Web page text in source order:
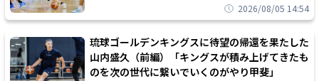
2026/08/05 14:54
琉球ゴールデンキングスに待望の帰還を果たした
山内盛久（前編）「キングスが積み上げてきたも
のを次の世代に繋いでいくのがやり甲斐」